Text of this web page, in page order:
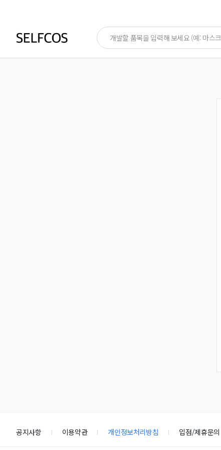
공지사항 이용약관 개인정보처리방침 입점/제휴문의